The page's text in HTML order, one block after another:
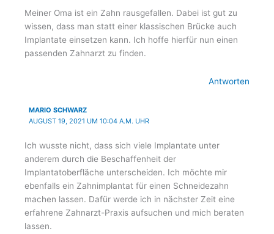
Meiner Oma ist ein Zahn rausgefallen. Dabei ist gut zu
wissen, dass man statt einer klassischen Brücke auch
Implantate einsetzen kann. Ich hoffe hierfür nun einen
passenden Zahnarzt zu finden.
Antworten
MARIO SCHWARZ
AUGUST 19, 2021 UM 10:04 A.M. UHR
Ich wusste nicht, dass sich viele Implantate unter
anderem durch die Beschaffenheit der
Implantatoberfläche unterscheiden. Ich möchte mir
ebenfalls ein Zahnimplantat für einen Schneidezahn
machen lassen. Dafür werde ich in nächster Zeit eine
erfahrene Zahnarzt-Praxis aufsuchen und mich beraten
lassen.